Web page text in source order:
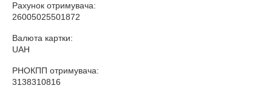
Рахунок отримувача:
26005025501872
Валюта картки:
UAH
РНОКПП отримувача:
3138310816